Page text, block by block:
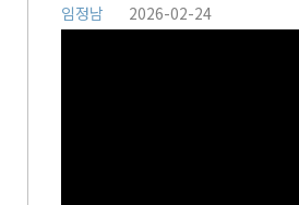
임정남 2026-02-24